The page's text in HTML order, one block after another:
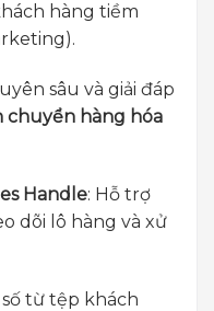
hàng tiềm
sâu và giải đáp
chuyển hàng hóa
Handle: Hỗ trợ
dõi lô hàng và xử
từ tệp khách